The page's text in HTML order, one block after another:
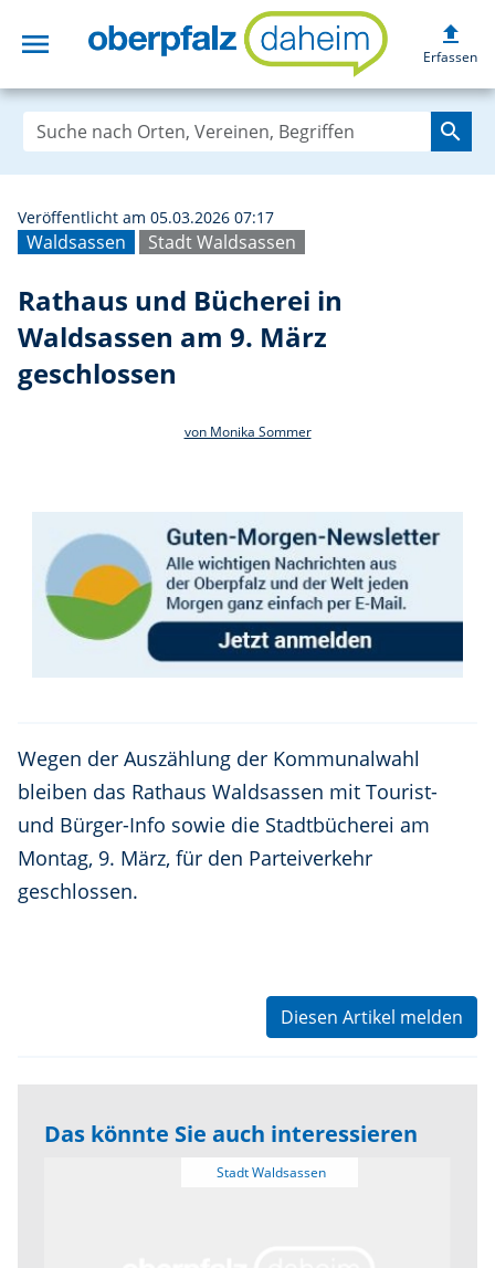
menu Rathaus und
upload
Erfassen
search
Waldsassen Stadt Waldsassen
Veröffentlicht am 05.03.2026 07:17
Rathaus und Bücherei in
Waldsassen am 9. März
geschlossen
von Monika Sommer
Wegen der Auszählung der Kommunalwahl
bleiben das Rathaus Waldsassen mit Tourist-
und Bürger-Info sowie die Stadtbücherei am
Montag, 9. März, für den Parteiverkehr
geschlossen.
Diesen Artikel melden
Das könnte Sie auch interessieren